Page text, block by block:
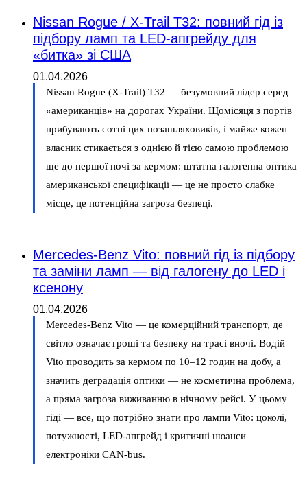
Nissan Rogue / X-Trail T32: повний гід із
підбору ламп та LED-апгрейду для
«битка» зі США
01.04.2026
Nissan Rogue (X-Trail) T32 — безумовний лідер серед
«американців» на дорогах України. Щомісяця з портів
прибувають сотні цих позашляховиків, і майже кожен
власник стикається з однією й тією самою проблемою
ще до першої ночі за кермом: штатна галогенна оптика
американської специфікації — це не просто слабке
місце, це потенційна загроза безпеці.
Mercedes-Benz Vito: повний гід із підбору
та заміни ламп — від галогену до LED і
ксенону
01.04.2026
Mercedes-Benz Vito — це комерційний транспорт, де
світло означає гроші та безпеку на трасі вночі. Водій
Vito проводить за кермом по 10–12 годин на добу, а
значить деградація оптики — не косметична проблема,
а пряма загроза виживанню в нічному рейсі. У цьому
гіді — все, що потрібно знати про лампи Vito: цоколі,
потужності, LED-апгрейд і критичні нюанси
електроніки CAN-bus.